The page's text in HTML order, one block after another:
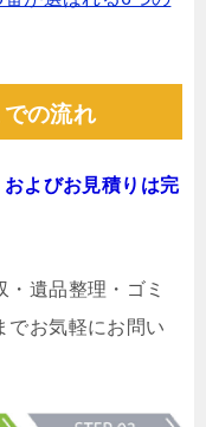
の流れ
よびお見積りは完
遺品整理・ゴミ
でお気軽にお問い